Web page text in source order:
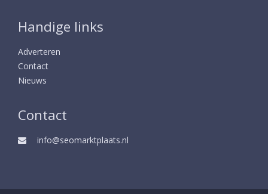
Handige links
Adverteren
Contact
Nieuws
Contact
info@seomarktplaats.nl